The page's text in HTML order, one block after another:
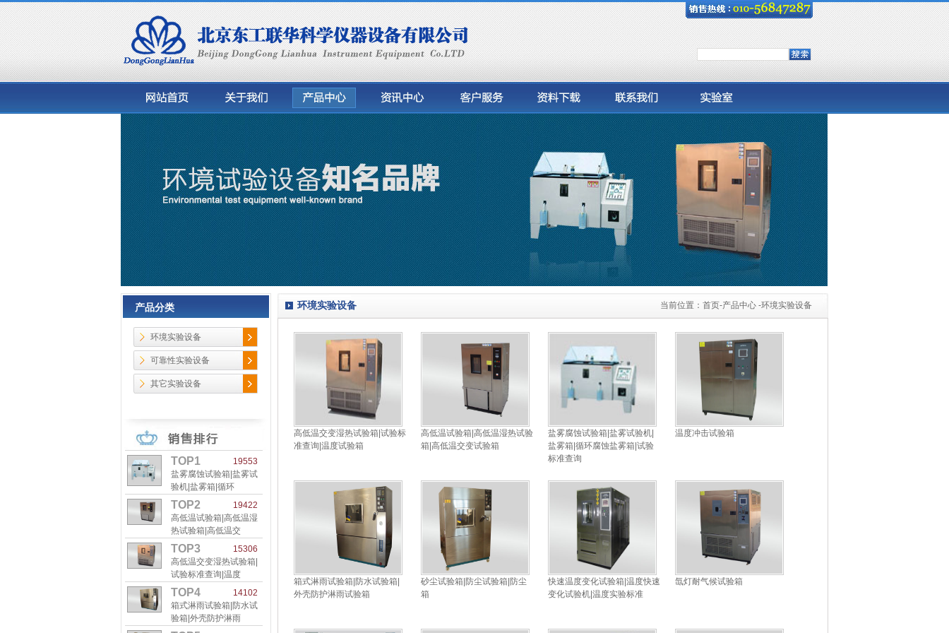
产品分类
环境实验设备
可靠性实验设备
其它实验设备
19553
TOP1
盐雾腐蚀试验箱|盐雾试
验机|盐雾箱|循环
19422
TOP2
高低温试验箱|高低温湿
热试验箱|高低温交
15306
TOP3
高低温交变湿热试验箱|
试验标准查询|温度
14102
TOP4
箱式淋雨试验箱|防水试
验箱|外壳防护淋雨
当前位置： 首页-产品中心 -环境实验设备
环境实验设备
高低温交变湿热试验箱|试验标
准查询|温度试验箱
高低温试验箱|高低温湿热试验
箱|高低温交变试验箱
盐雾腐蚀试验箱|盐雾试验机|
盐雾箱|循环腐蚀盐雾箱|试验
标准查询
温度冲击试验箱
箱式淋雨试验箱|防水试验箱|
外壳防护淋雨试验箱
砂尘试验箱|防尘试验箱|防尘
箱
快速温度变化试验箱|温度快速
变化试验机|温度实验标准
氙灯耐气候试验箱